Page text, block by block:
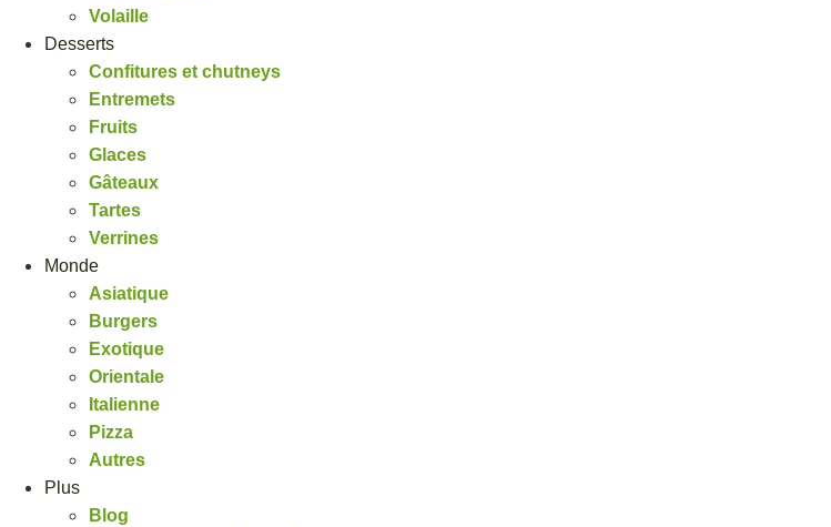
Volaille
Desserts
Confitures et chutneys
Entremets
Fruits
Glaces
Gâteaux
Tartes
Verrines
Monde
Asiatique
Burgers
Exotique
Orientale
Italienne
Pizza
Autres
Plus
Blog